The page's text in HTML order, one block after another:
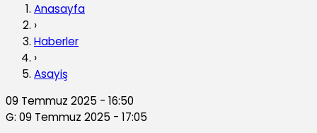
Anasayfa
›
Haberler
›
Asayiş
09 Temmuz 2025 - 16:50
G: 09 Temmuz 2025 - 17:05